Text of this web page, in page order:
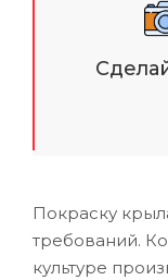
Покраску
требований.
культуре